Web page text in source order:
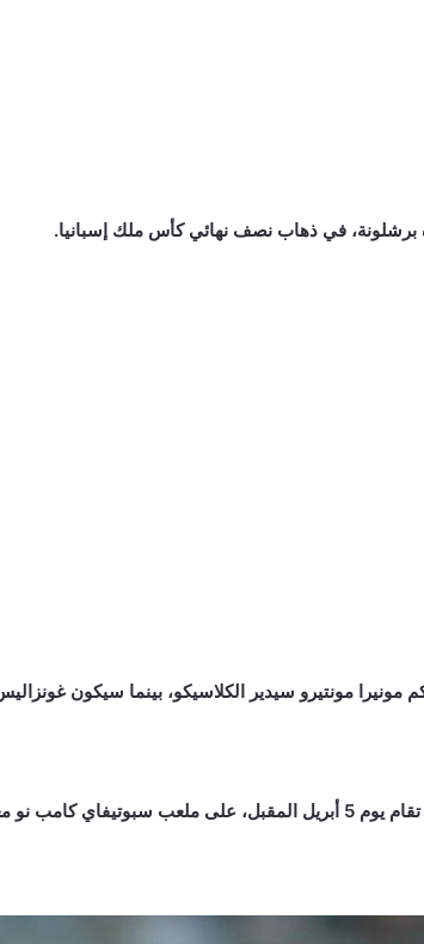
في ذهاب نصف نهائي كأس ملك إسبانيا.
مونيرا مونتيرو سيدير الكلاسيكو، بينما سيكون
الفريق الكاتالوني.